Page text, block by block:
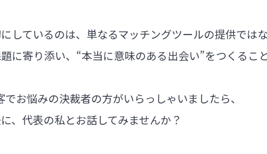
しているのは、単なるマッチングツールの提供では
に寄り添い、“本当に意味のある出会い”をつくるこ
お悩みの決裁者の方がいらっしゃいましたら、
、代表の私とお話してみませんか？